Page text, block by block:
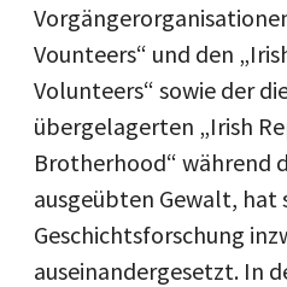
Vounteers“ und den
Volunteers“ sowie der
übergelagerten „Irish
Brotherhood“ während
ausgeübten Gewalt, hat
Geschichtsforschung
auseinandergesetzt. In